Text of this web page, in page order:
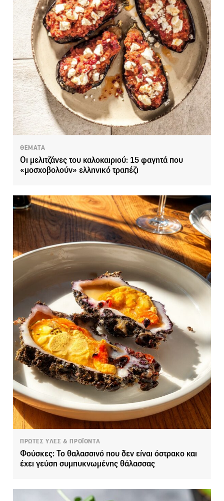
ΘΕΜΑΤΑ
Οι μελιτζάνες του καλοκαιριού: 15 φαγητά που
«μοσχοβολούν» ελληνικό τραπέζι
ΠΡΩΤΕΣ ΥΛΕΣ & ΠΡΟΪΟΝΤΑ
Φούσκες: Το θαλασσινό που δεν είναι όστρακο και
έχει γεύση συμπυκνωμένης θάλασσας